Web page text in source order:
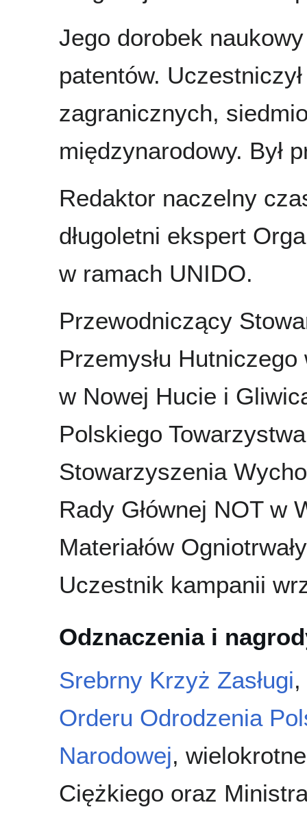
Jego dorobek
patentów.
zagranicznych,
międzynarodowy. Był
Redaktor naczelny
długoletni ekspert
w ramach UNIDO.
Przewodniczący
Przemysłu
w Nowej Hucie i
Polskiego
Stowarzyszenia
Rady Głównej NOT w
Materiałów
Uczestnik kampanii
Odznaczenia i
Srebrny Krzyż Zasługi,
Orderu Odrodzenia
Narodowej,
Ciężkiego oraz